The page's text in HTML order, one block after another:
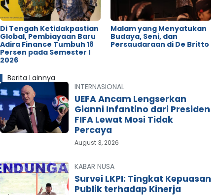
Di Tengah Ketidakpastian
Global, Pembiayaan Baru
Adira Finance Tumbuh 18
Persen pada Semester I
2026
Malam yang Menyatukan
Budaya, Seni, dan
Persaudaraan di De Britto
Berita Lainnya
INTERNASIONAL
UEFA Ancam Lengserkan
Gianni Infantino dari Presiden
FIFA Lewat Mosi Tidak
Percaya
August 3, 2026
KABAR NUSA
Survei LKPI: Tingkat Kepuasan
Publik terhadap Kinerja